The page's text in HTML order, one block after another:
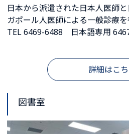
日本から派遣された日本人医師
ガポール人医師による一般診療を
TEL 6469-6488 日本語専用
詳細はこ
図書室